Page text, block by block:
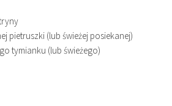
pietruszki (lub świeżej posiekanej)
tymianku (lub świeżego)